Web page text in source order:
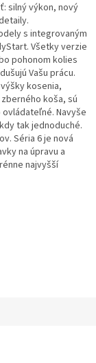
silný výkon, nový
s integrovaným
Všetky verzie
pohonom kolies
Vašu prácu.
kosenia,
koša, sú
Navyše
tak jednoduché.
Séria 6 je nová
na úpravu a
najvyšší